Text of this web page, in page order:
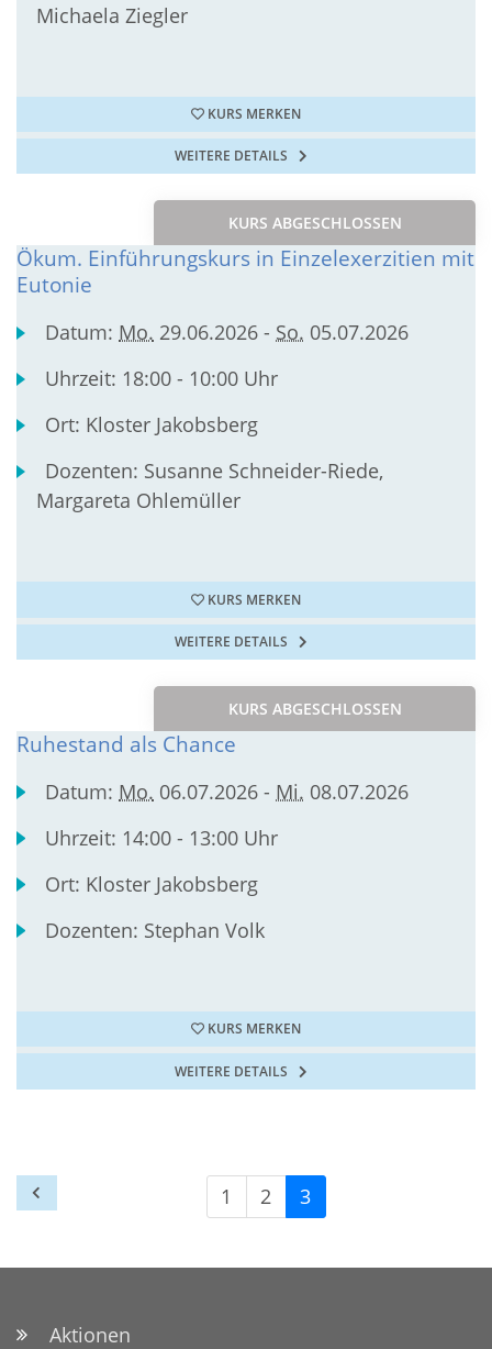
Michaela Ziegler
KURS MERKEN
WEITERE DETAILS
KURS ABGESCHLOSSEN
Ökum. Einführungskurs in Einzelexerzitien mit
Eutonie
Datum: Mo. 29.06.2026 - So. 05.07.2026
Uhrzeit: 18:00 - 10:00 Uhr
Ort: Kloster Jakobsberg
Dozenten: Susanne Schneider-Riede,
Margareta Ohlemüller
KURS MERKEN
WEITERE DETAILS
KURS ABGESCHLOSSEN
Ruhestand als Chance
Datum: Mo. 06.07.2026 - Mi. 08.07.2026
Uhrzeit: 14:00 - 13:00 Uhr
Ort: Kloster Jakobsberg
Dozenten: Stephan Volk
KURS MERKEN
WEITERE DETAILS
1 2 3
Aktionen